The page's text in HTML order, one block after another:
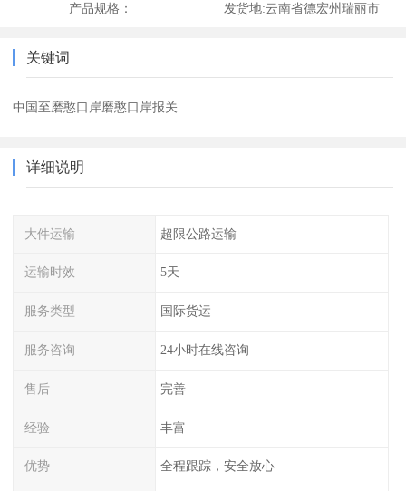
产品规格： 发货地:云南省德宏州瑞丽市
关键词
中国至磨憨口岸磨憨口岸报关
详细说明
大件运输 超限公路运输
运输时效 5天
服务类型 国际货运
服务咨询 24小时在线咨询
售后 完善
经验 丰富
优势 全程跟踪，安全放心